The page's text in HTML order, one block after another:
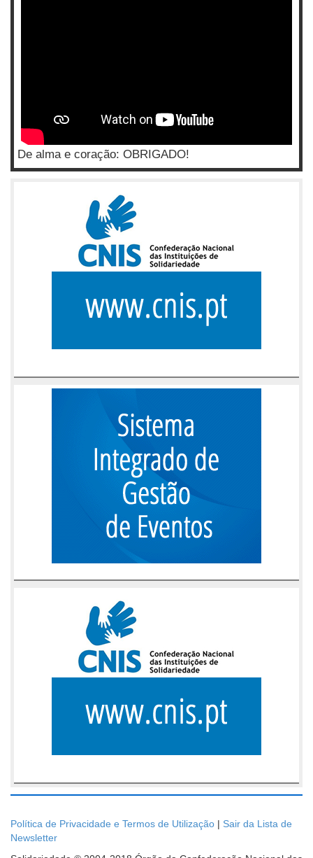
De alma e coração: OBRIGADO!
Política de Privacidade e Termos de Utilização | Sair da Lista de
Newsletter